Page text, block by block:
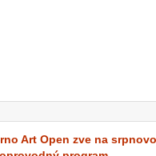
Art Open zve na